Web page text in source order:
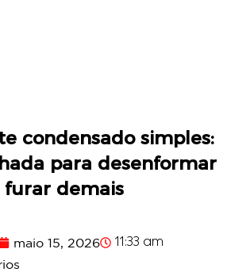
condensado simples:
para desenformar
furar demais
maio 15, 2026 11:33 am